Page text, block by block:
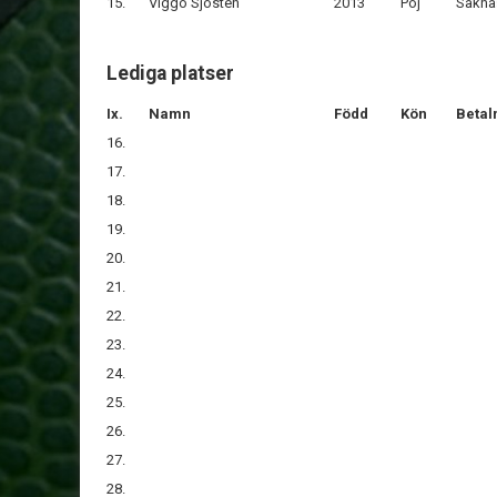
Lediga platser
Ix. Namn Född Kön
16.
17.
18.
19.
20.
21.
22.
23.
24.
25.
26.
27.
28.